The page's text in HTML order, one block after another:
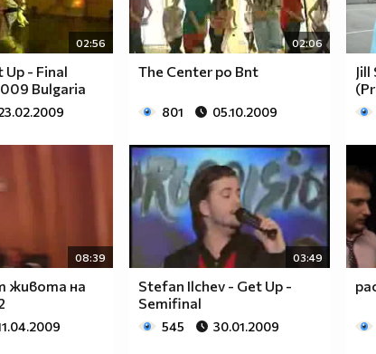
02:56
- Final
Bulgaria
02:06
The Center po Bnt
801 05.10.2009
08:39
живота на
03:49
Stefan Ilchev - Get Up -
Semifinal
545 30.01.2009